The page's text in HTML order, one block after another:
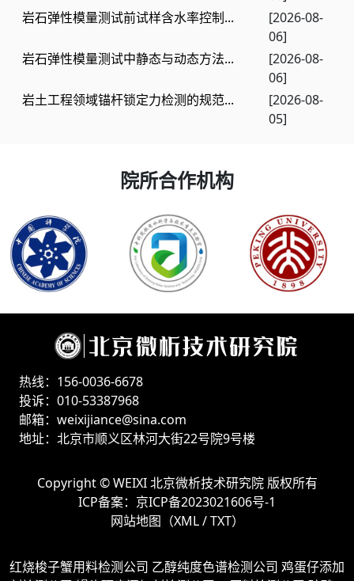
岩石弹性模量测试前试样含水率控制...
[2026-08-
06]
岩石弹性模量测试中静态与动态方法...
[2026-08-
06]
岩土工程领域锚杆锁定力检测的规范...
[2026-08-
05]
院所合作机构
热线：156-0036-6678
投诉：010-53387968
邮箱：weixijiance@sina.com
地址：北京市顺义区林河大街22号院9号楼
Copyright ©WEIXI 北京微析技术研究院版权所有
ICP备案： 京ICP备2023021606号-1
网站地图（XML/TXT）
红烧梭子蟹用料检测公司 乙醇纯度色谱检测公司 鸡蛋仔添加